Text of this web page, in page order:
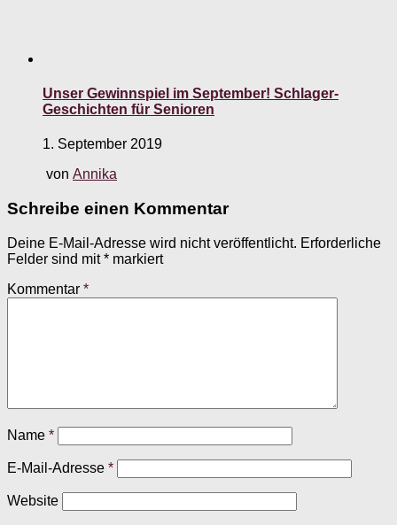
Unser Gewinnspiel im September! Schlager-
Geschichten für Senioren
1. September 2019
von Annika
Schreibe einen Kommentar
Deine E-Mail-Adresse wird nicht veröffentlicht. Erforderliche
Felder sind mit* markiert
Kommentar *
Name *
E-Mail-Adresse *
Website